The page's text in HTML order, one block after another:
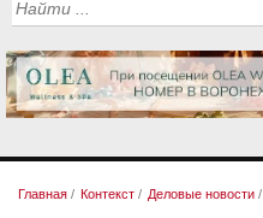
Главная / Контекст / Деловые новости /